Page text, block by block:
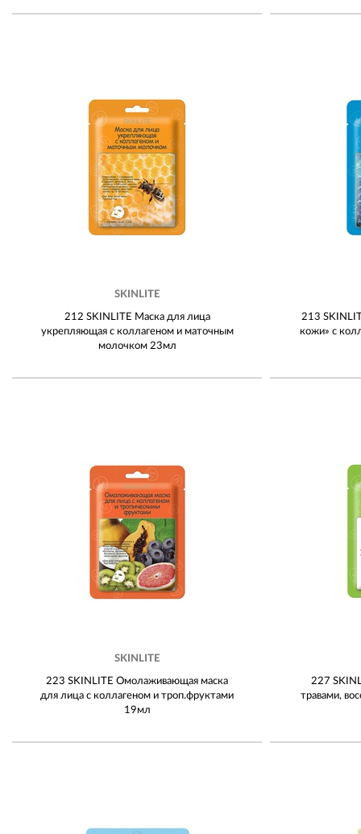
SKINLITE
212 SKINLITE Маска для лица
укрепляющая с коллагеном и маточным
молочком 23мл
213
кожи» с
SKINLITE
223 SKINLITE Омолаживающая маска
для лица с коллагеном и троп.фруктами
19мл
227
травами,